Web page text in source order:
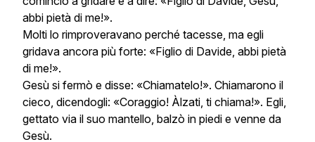
abbi pietà di me!».
Molti lo rimproveravano perché tacesse, ma egli
gridava ancora più forte: «Figlio di Davide, abbi pietà
di me!».
Gesù si fermò e disse: «Chiamatelo!». Chiamarono il
cieco, dicendogli: «Coraggio! Àlzati, ti chiama!». Egli,
gettato via il suo mantello, balzò in piedi e venne da
Gesù.